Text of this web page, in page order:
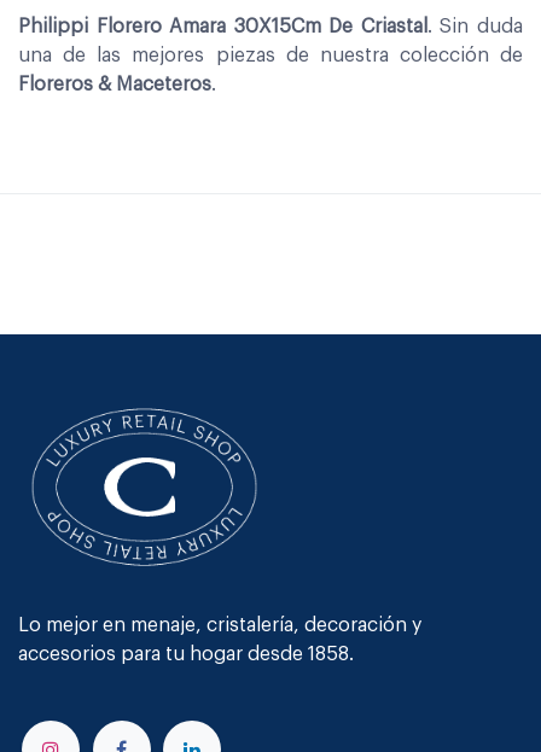
Philippi Florero Amara 30X15Cm De Criastal . Sin duda
una de las mejores piezas de nuestra colección de
Floreros & Maceteros.
Lo mejor en menaje, cristalería, decoración y
accesorios para tu hogar desde 1858.